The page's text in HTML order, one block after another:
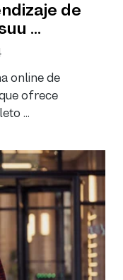
de
...
online de
ofrece
...